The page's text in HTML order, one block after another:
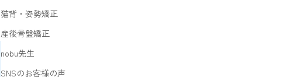
猫背・姿勢矯正
産後骨盤矯正
nobu先生
SNSのお客様の声